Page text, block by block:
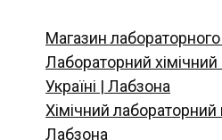
Магазин
Лабораторний
Україні | Лабзона
Хімічний
Лабзона